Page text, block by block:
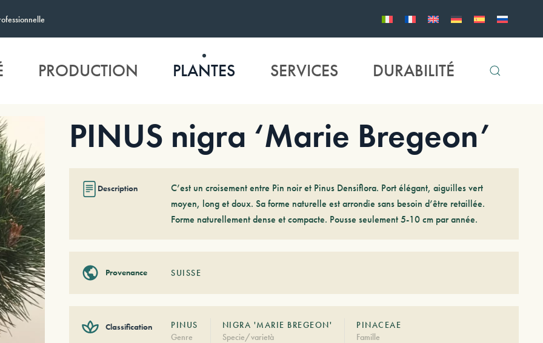
PRODUCTION PLANTES SERVICES DURABILITÉ
PINUS nigra ‘Marie Bregeon’
Description
C’est un croisement entre Pin noir et Pinus Densiflora. Port élégant, aiguilles vert
moyen, long et doux. Sa forme naturelle est arrondie sans besoin d’être retaillée.
Forme naturellement dense et compacte. Pousse seulement 5-10 cm par année.
Provenance SUISSE
Classification
PINUS
Genre
NIGRA 'MARIE BREGEON'
Specie/varietà
PINACEAE
Famille